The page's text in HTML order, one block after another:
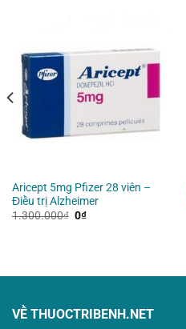
Aricept 5mg Pfizer 28 viên –
Điều trị Alzheimer
1.300.000₫ Giá
0₫Giá
VỀ THUOCTRIBENH.NET